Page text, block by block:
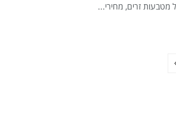
מטבעות זרים, מחירי...